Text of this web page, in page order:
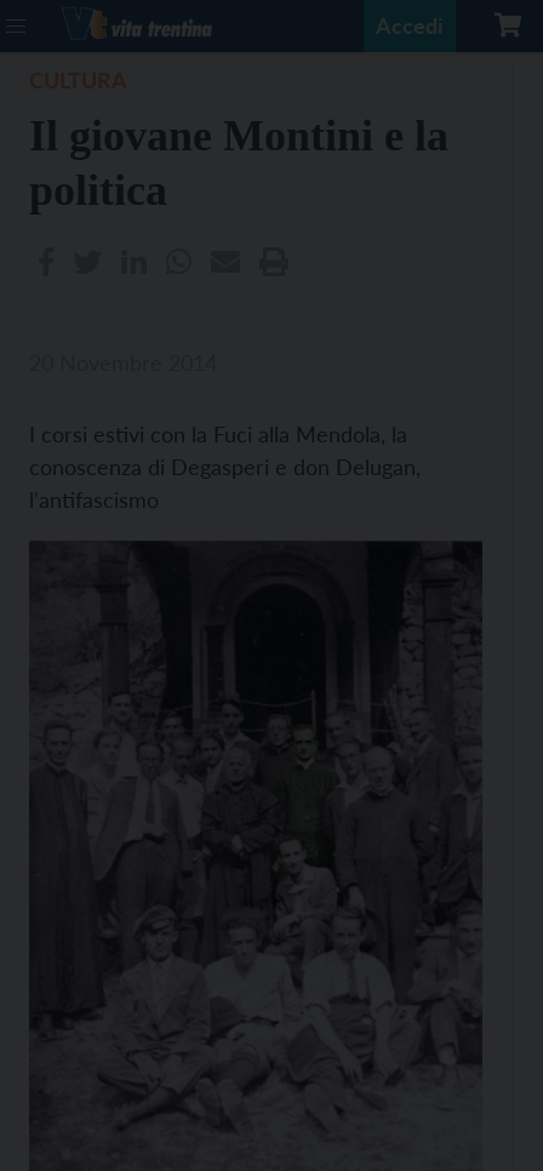
Accedi
Il giovane Montini e la
politica
I corsi estivi con la Fuci alla Mendola, la
conoscenza di Degasperi e don Delugan,
l'antifascismo